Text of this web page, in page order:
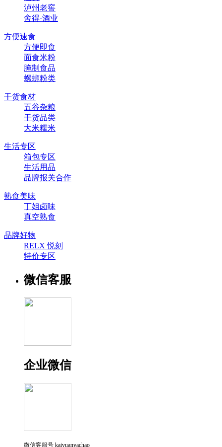
泸州老窖
舍得·酒业
方便速食
方便即食
面食米粉
腌制食品
螺蛳粉类
干货食材
五谷杂粮
干货品类
大米糯米
生活专区
箱包专区
生活用品
品牌报关合作
熟食美味
丁姐卤味
真空熟食
品牌好物
RELX 悦刻
特价专区
微信客服
企业微信
微信客服号 kaiyuanyachao